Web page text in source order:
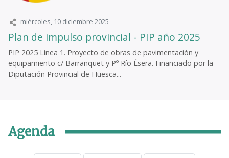
miércoles, 10 diciembre 2025
Plan de impulso provincial - PIP año 2025
PIP 2025 Línea 1. Proyecto de obras de pavimentación y
equipamiento c/ Barranquet y Pº Río Ésera. Financiado por la
Diputación Provincial de Huesca...
Agenda